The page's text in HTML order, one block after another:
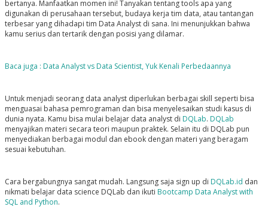
bertanya. Manfaatkan momen ini! Tanyakan tentang tools apa yang
digunakan di perusahaan tersebut, budaya kerja tim data, atau tantangan
terbesar yang dihadapi tim Data Analyst di sana. Ini menunjukkan bahwa
kamu serius dan tertarik dengan posisi yang dilamar.
Baca juga : Data Analyst vs Data Scientist, Yuk Kenali Perbedaannya
Untuk menjadi seorang data analyst diperlukan berbagai skill seperti bisa
menguasai bahasa pemrograman dan bisa menyelesaikan studi kasus di
dunia nyata. Kamu bisa mulai belajar data analyst di DQLab. DQLab
menyajikan materi secara teori maupun praktek. Selain itu di DQLab pun
menyediakan berbagai modul dan ebook dengan materi yang beragam
sesuai kebutuhan.
Cara bergabungnya sangat mudah. Langsung saja sign up di DQLab.id dan
nikmati belajar data science DQLab dan ikuti Bootcamp Data Analyst with
SQL and Python.